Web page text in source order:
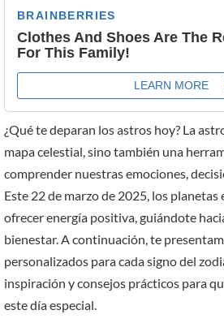
¿Qué te deparan los astros hoy? La
mapa celestial, sino también una
comprender nuestras emociones,
Este 22 de marzo de 2025, los
ofrecer energía positiva, guiándote
bienestar. A continuación, te
personalizados para cada signo del
inspiración y consejos prácticos para
este día especial.